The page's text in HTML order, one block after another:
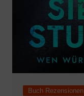
Buch Rezensionen